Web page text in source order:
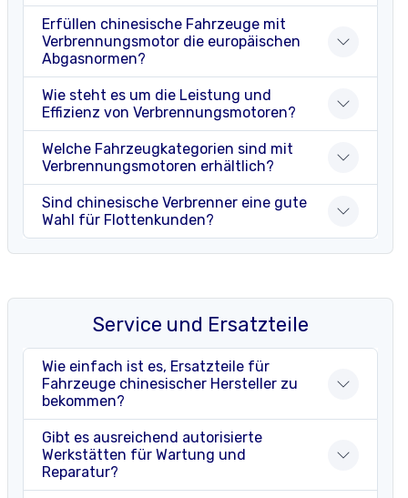
Erfüllen chinesische Fahrzeuge mit
Verbrennungsmotor die europäischen
Abgasnormen?
Wie steht es um die Leistung und
Effizienz von Verbrennungsmotoren?
Welche Fahrzeugkategorien sind mit
Verbrennungsmotoren erhältlich?
Sind chinesische Verbrenner eine gute
Wahl für Flottenkunden?
Service und Ersatzteile
Wie einfach ist es, Ersatzteile für
Fahrzeuge chinesischer Hersteller zu
bekommen?
Gibt es ausreichend autorisierte
Werkstätten für Wartung und
Reparatur?